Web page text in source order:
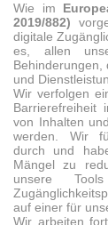
Wie im
2019/882)
digitale
es, allen
Behinderungen,
und
Wir verfolgen
Barrierefreiheit
von Inhalten
werden. Wir
durch und
Mängel zu
unsere
auf einer für
Wir arbeiten